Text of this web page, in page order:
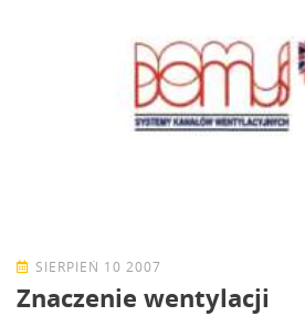
SIERPIEŃ 10 2007
Znaczenie wentylacji